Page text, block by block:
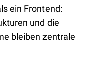
ein Frontend:
und die
bleiben zentrale